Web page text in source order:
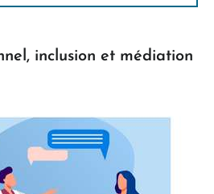
inclusion et médiation